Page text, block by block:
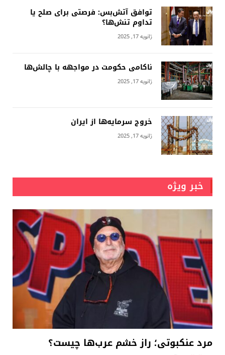
توافق آتش‌بس: فرصتی برای صلح یا
تداوم تنش‌ها؟
ژانویه 17, 2025
ناکامی حکومت در مواجهه با چالش‌ها
ژانویه 17, 2025
خروج سرمایه‌ها از ایران
ژانویه 17, 2025
خبر ویژه
مرد عنکبوتی؛ راز خشم عرب‌ها چیست؟